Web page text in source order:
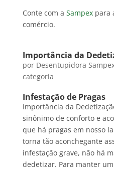
Conte com a Sampexpara
comércio.
Importância da
por Desentupidora
categoria
Infestação de Pragas
Importância da
sinônimo de conforto e
que há pragas em nosso
torna tão aconchegante
infestação grave, não há
dedetizar. Para manter